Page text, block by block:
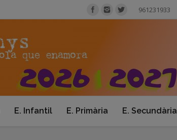
961231933
E. Infantil E. Primària E. Secundària